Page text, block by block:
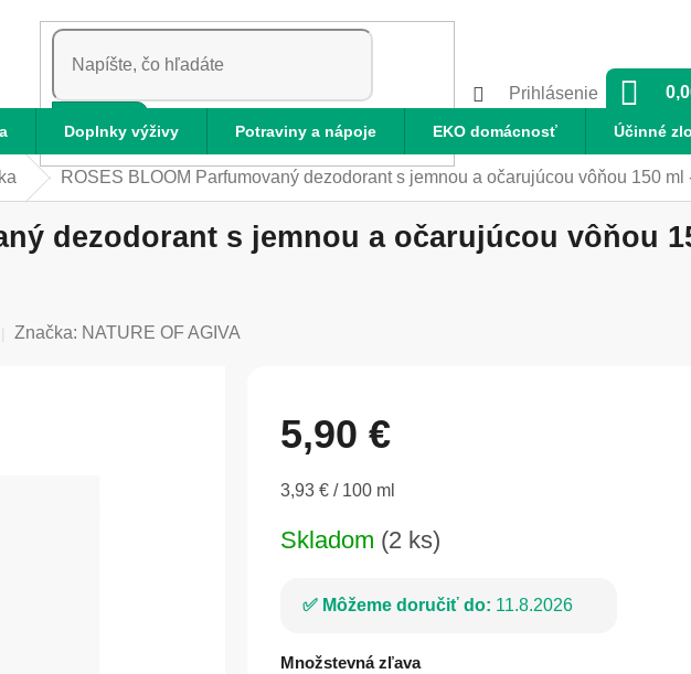
HĽADAŤ
Prihlásenie
Doplnky výživy Potraviny a nápoje EKO domácnosť Účinné
ROSES BLOOM Parfumovaný dezodorant s jemnou a očarujúcou vôňou 150 ml
dezodorant s jemnou a očarujúcou vôňou
Značka: NATURE OF AGIVA
5,90 €
Jednotková
3,93 € / 100 ml
Skladom (2 ks)
Môžeme doručiť do: 11.8.2026
Množstevná zľava